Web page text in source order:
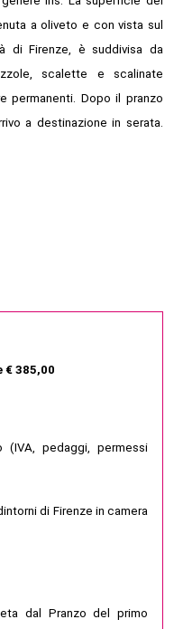
a oliveto e con vista sul
di Firenze, è suddivisa da
scalette e scalinate
permanenti. Dopo il pranzo
a destinazione in serata.
€ 385,00
(IVA, pedaggi, permessi
di Firenze in camera
dal Pranzo del primo